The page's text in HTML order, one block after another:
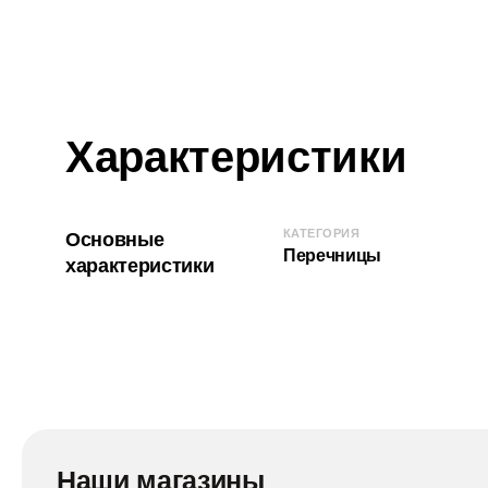
Характеристики
Основные
характеристики
КАТЕГОРИЯ
Перечницы
Наши магазины